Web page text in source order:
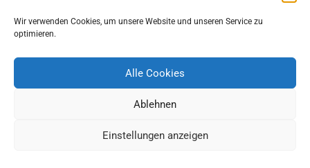
Wir verwenden Cookies, um unsere Website und unseren Service zu
optimieren.
Alle Cookies
Ablehnen
Einstellungen anzeigen